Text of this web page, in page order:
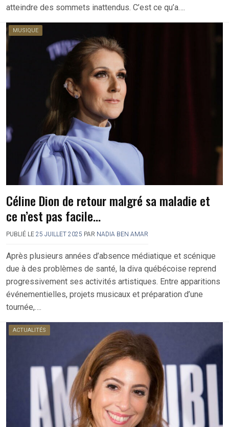
atteindre des sommets inattendus. C’est ce qu’a….
MUSIQUE
Céline Dion de retour malgré sa maladie et
ce n’est pas facile…
PUBLIÉ LE 25 JUILLET 2025 PAR NADIA BEN AMAR
Après plusieurs années d’absence médiatique et scénique
due à des problèmes de santé, la diva québécoise reprend
progressivement ses activités artistiques. Entre apparitions
événementielles, projets musicaux et préparation d’une
tournée,….
ACTUALITÉS